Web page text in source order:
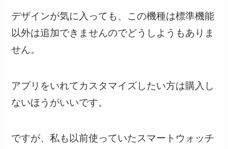
デザインが気に入っても、この機種は標準機能
以外は追加できませんのでどうしようもありま
せん。
アプリをいれてカスタマイズしたい方は購入し
ないほうがいいです。
ですが、私も以前使っていたスマートウォッチ